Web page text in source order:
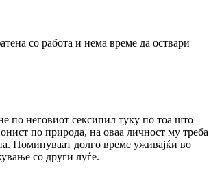
со работа и нема време да оствари
по неговиот сексипил туку по тоа што
по природа, на оваа личност му треба
Поминуваат долго време уживајќи во
со други луѓе.